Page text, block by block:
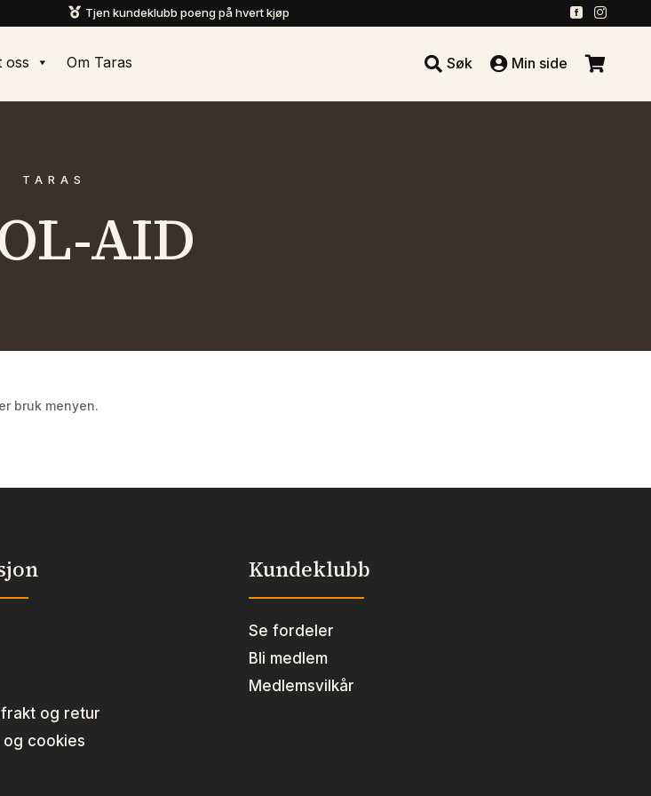
 Tjen kundeklubb poeng på hvert kjøp  
oss Om Taras  Søk  Min side 
TARAS
AID
bruk menyen.
og retur
cookies
Kundeklubb
Se fordeler
Bli medlem
Medlemsvilkår